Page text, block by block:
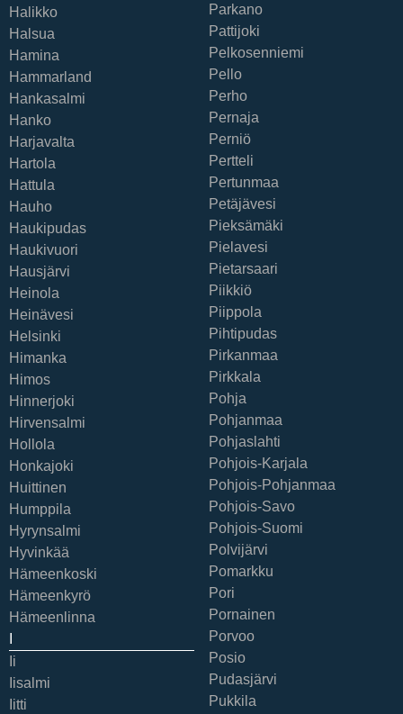
Halikko
Halsua
Hamina
Hammarland
Hankasalmi
Hanko
Harjavalta
Hartola
Hattula
Hauho
Haukipudas
Haukivuori
Hausjärvi
Heinola
Heinävesi
Helsinki
Himanka
Himos
Hinnerjoki
Hirvensalmi
Hollola
Honkajoki
Huittinen
Humppila
Hyrynsalmi
Hyvinkää
Hämeenkoski
Hämeenkyrö
Hämeenlinna
Ii
Iisalmi
Iitti
Parkano
Pattijoki
Pelkosenniemi
Pello
Perho
Pernaja
Perniö
Pertteli
Pertunmaa
Petäjävesi
Pieksämäki
Pielavesi
Pietarsaari
Piikkiö
Piippola
Pihtipudas
Pirkanmaa
Pirkkala
Pohja
Pohjanmaa
Pohjaslahti
Pohjois-Karjala
Pohjois-Pohjanmaa
Pohjois-Savo
Pohjois-Suomi
Polvijärvi
Pomarkku
Pori
Pornainen
Porvoo
Posio
Pudasjärvi
Pukkila